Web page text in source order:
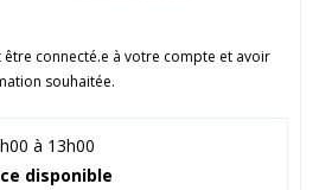
connecté.e à votre compte et avoir
souhaitée.
à 13h00
disponible